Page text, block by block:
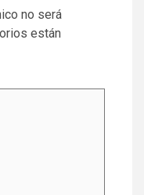
no será
están